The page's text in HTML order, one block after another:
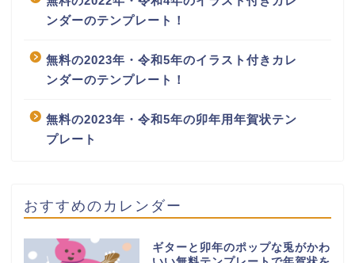
ンダーのテンプレート！
無料の2023年・令和5年のイラスト付きカレ
ンダーのテンプレート！
無料の2023年・令和5年の卯年用年賀状テン
プレート
おすすめのカレンダー
ギターと卯年のポップな兎がかわ